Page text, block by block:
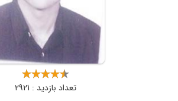
تعداد بازدید : 2921